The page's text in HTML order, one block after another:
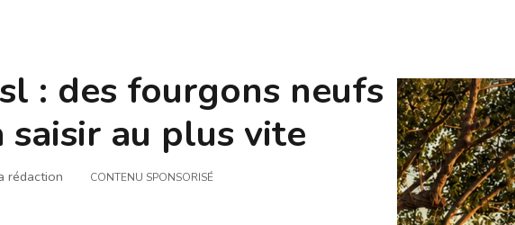
: des fourgons neufs
saisir au plus vite
rédaction CONTENU SPONSORISÉ